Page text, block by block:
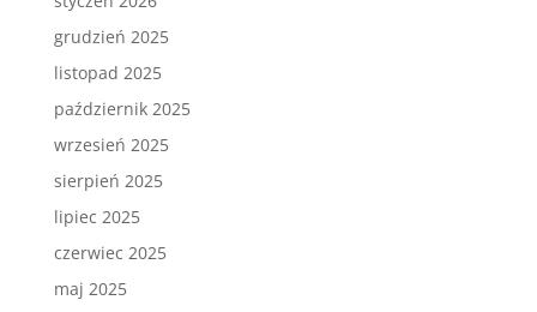
grudzień 2025
listopad 2025
październik 2025
wrzesień 2025
sierpień 2025
lipiec 2025
czerwiec 2025
maj 2025